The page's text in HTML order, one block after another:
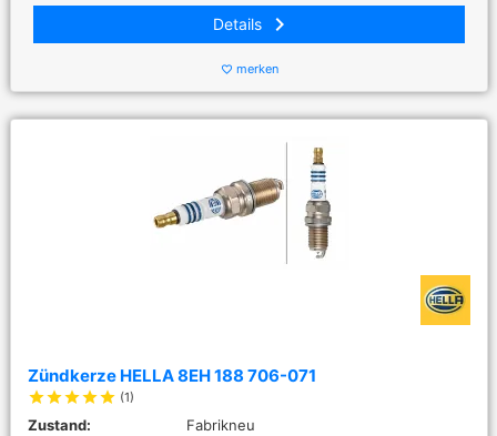
Details keyboard_arrow_right
favorite_border merken
Zündkerze HELLA 8EH 188 706-071
starstarstarstarstar (1)
Zustand:
Fabrikneu